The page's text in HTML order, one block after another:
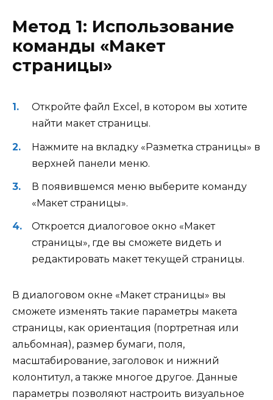
Метод 1: Использование
команды «Макет
страницы»
Откройте файл Excel, в котором вы хотите
найти макет страницы.
Нажмите на вкладку «Разметка страницы» в
верхней панели меню.
В появившемся меню выберите команду
«Макет страницы».
Откроется диалоговое окно «Макет
страницы», где вы сможете видеть и
редактировать макет текущей страницы.
В диалоговом окне «Макет страницы» вы
сможете изменять такие параметры макета
страницы, как ориентация (портретная или
альбомная), размер бумаги, поля,
масштабирование, заголовок и нижний
колонтитул, а также многое другое. Данные
параметры позволяют настроить визуальное